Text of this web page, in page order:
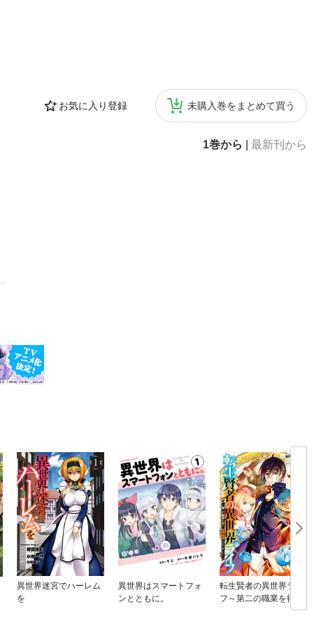
お気に入り登録 未購入巻をまとめて買う
1巻から 最新刊から
異世界迷宮でハーレム
を
異世界はスマートフォ
ンとともに。
転生賢者の異世界ライ
フ～第二の職業を得
て、世界最強になりま